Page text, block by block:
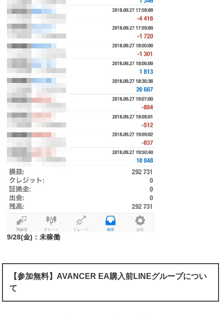
9/28(金)：未稼働
【参加無料】AVANCER EA購入前LINEグループについ
て